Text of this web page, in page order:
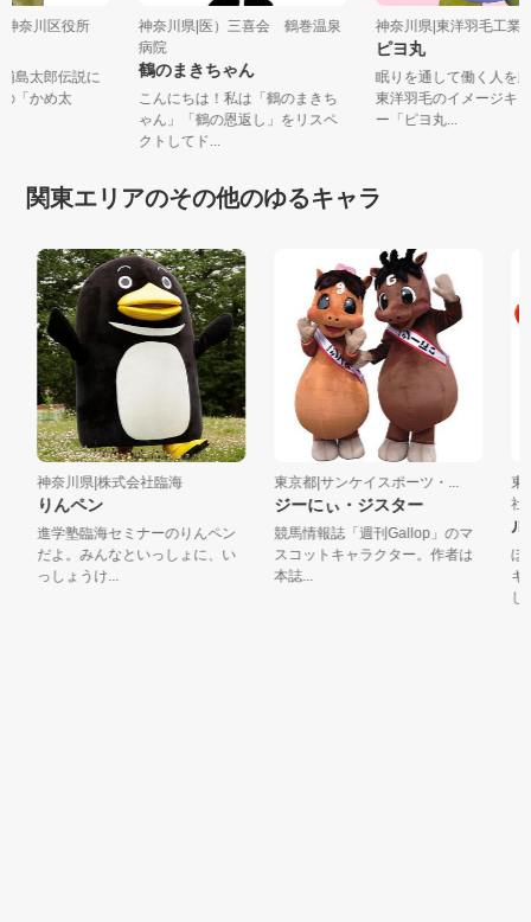
神奈川区役所
浦島太郎伝説に
の「かめ太
神奈川県|医）三喜会 鶴巻温泉
病院
鶴のまきちゃん
こんにちは！私は「鶴のまきち
ゃん」「鶴の恩返し」をリスペ
クトしてド...
神奈川県|東洋羽毛工
ピヨ丸
眠りを通して働く人
東洋羽毛のイメージ
ー「ピヨ丸...
関東エリアのその他のゆるキャラ
神奈川県|株式会社臨海
りんペン
進学塾臨海セミナーのりんペン
だよ。みんなといっしょに、い
っしょうけ...
東京都|サンケイスポーツ・...
ジーにぃ・ジスター
競馬情報誌「週刊Gallop」のマ
スコットキャラクター。作者は
本誌...
東
社
ル
ぼ
キ
し